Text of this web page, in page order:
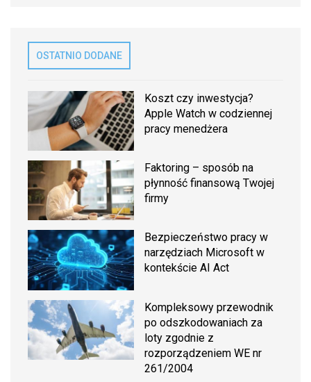
OSTATNIO DODANE
Koszt czy inwestycja?
Apple Watch w codziennej
pracy menedżera
Faktoring – sposób na
płynność finansową Twojej
firmy
Bezpieczeństwo pracy w
narzędziach Microsoft w
kontekście AI Act
Kompleksowy przewodnik
po odszkodowaniach za
loty zgodnie z
rozporządzeniem WE nr
261/2004